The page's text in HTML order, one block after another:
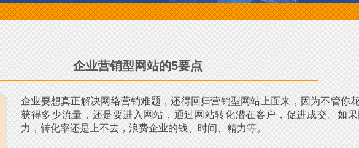
企业营销型网站的5要点
企业要想真正解决网络营销难题，还得回归营销型网站上面来，因为不管你
获得多少流量，还是要进入网站，通过网站转化潜在客户，促进成交。如
力，转化率还是上不去，浪费企业的钱、时间、精力等。